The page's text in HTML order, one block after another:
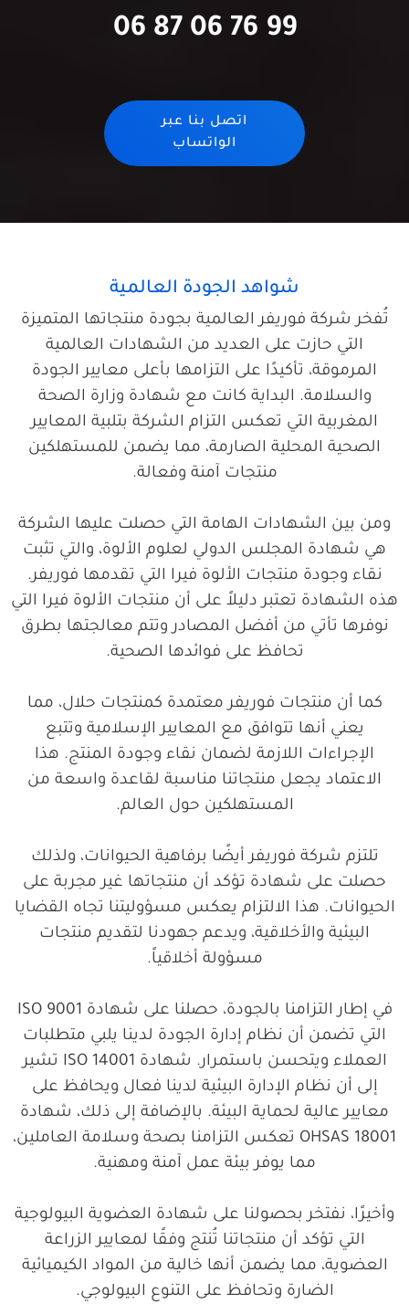
06 87 06 76 99
اتصل بنا عبر
الواتساب
شواهد الجودة العالمية
تُفخر شركة فوريفر العالمية بجودة منتجاتها المتميزة
التي حازت على العديد من الشهادات العالمية
المرموقة، تأكيدًا على التزامها بأعلى معايير الجودة
والسلامة. البداية كانت مع شهادة وزارة الصحة
المغربية التي تعكس التزام الشركة بتلبية المعايير
الصحية المحلية الصارمة، مما يضمن للمستهلكين
منتجات آمنة وفعالة.
ومن بين الشهادات الهامة التي حصلت عليها الشركة
هي شهادة المجلس الدولي لعلوم الألوة، والتي تثبت
نقاء وجودة منتجات الألوة فيرا التي تقدمها فوريفر.
هذه الشهادة تعتبر دليلاً على أن منتجات الألوة فيرا التي
نوفرها تأتي من أفضل المصادر وتتم معالجتها بطرق
تحافظ على فوائدها الصحية.
كما أن منتجات فوريفر معتمدة كمنتجات حلال، مما
يعني أنها تتوافق مع المعايير الإسلامية وتتبع
الإجراءات اللازمة لضمان نقاء وجودة المنتج. هذا
الاعتماد يجعل منتجاتنا مناسبة لقاعدة واسعة من
المستهلكين حول العالم.
تلتزم شركة فوريفر أيضًا برفاهية الحيوانات، ولذلك
حصلت على شهادة تؤكد أن منتجاتها غير مجربة على
الحيوانات. هذا الالتزام يعكس مسؤوليتنا تجاه القضايا
البيئية والأخلاقية، ويدعم جهودنا لتقديم منتجات
مسؤولة أخلاقياً.
في إطار التزامنا بالجودة، حصلنا على شهادة ISO 9001
التي تضمن أن نظام إدارة الجودة لدينا يلبي متطلبات
العملاء ويتحسن باستمرار. شهادة ISO 14001 تشير
إلى أن نظام الإدارة البيئية لدينا فعال ويحافظ على
معايير عالية لحماية البيئة. بالإضافة إلى ذلك، شهادة
OHSAS 18001 تعكس التزامنا بصحة وسلامة العاملين،
مما يوفر بيئة عمل آمنة ومهنية.
وأخيرًا، نفتخر بحصولنا على شهادة العضوية البيولوجية
التي تؤكد أن منتجاتنا تُنتج وفقًا لمعايير الزراعة
العضوية، مما يضمن أنها خالية من المواد الكيميائية
الضارة وتحافظ على التنوع البيولوجي.